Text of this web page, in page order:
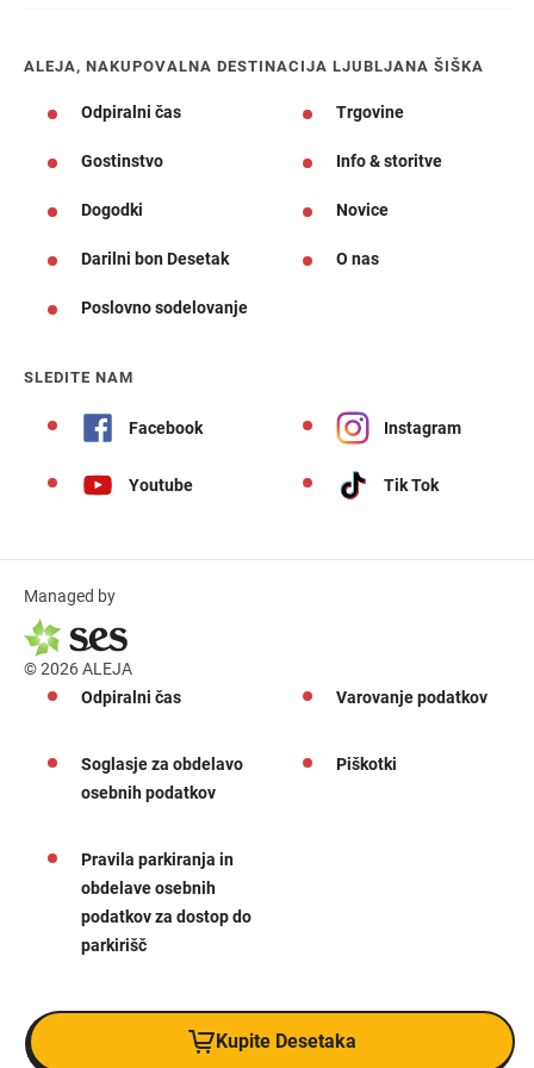
ALEJA, NAKUPOVALNA DESTINACIJA LJUBLJANA ŠIŠKA
Odpiralni čas Trgovine
Gostinstvo Info & storitve
Dogodki Novice
Darilni bon Desetak O nas
Poslovno sodelovanje
SLEDITE NAM
Facebook Instagram
Youtube Tik Tok
Managed by
© 2026 ALEJA
Odpiralni čas
Varovanje podatkov
Soglasje za obdelavo
osebnih podatkov
Piškotki
Pravila parkiranja in
obdelave osebnih
podatkov za dostop do
parkirišč
Kupite Desetaka